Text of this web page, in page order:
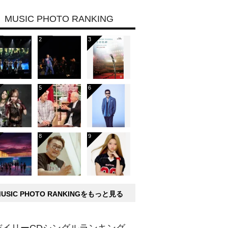
MUSIC PHOTO RANKING
PHOTO RANKINGをもっと見る